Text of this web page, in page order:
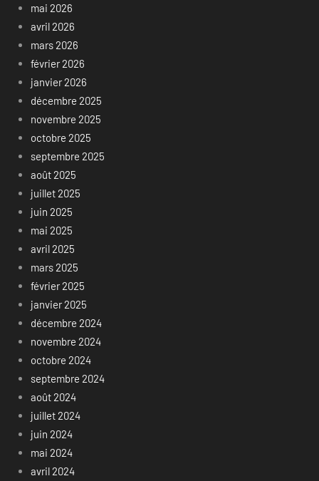
mai 2026
avril 2026
mars 2026
février 2026
janvier 2026
décembre 2025
novembre 2025
octobre 2025
septembre 2025
août 2025
juillet 2025
juin 2025
mai 2025
avril 2025
mars 2025
février 2025
janvier 2025
décembre 2024
novembre 2024
octobre 2024
septembre 2024
août 2024
juillet 2024
juin 2024
mai 2024
avril 2024